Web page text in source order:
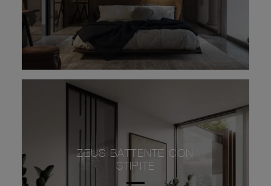
ZEUS BATTENTE CON
STIPITE